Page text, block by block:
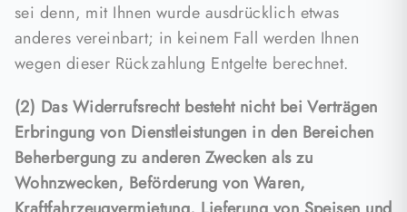
sei denn, mit Ihnen wurde ausdrücklich etwas
anderes vereinbart; in keinem Fall werden Ihnen
wegen dieser Rückzahlung Entgelte berechnet.
(2) Das Widerrufsrecht besteht nicht bei Verträgen
Erbringung von Dienstleistungen in den Bereichen
Beherbergung zu anderen Zwecken als zu
Wohnzwecken, Beförderung von Waren,